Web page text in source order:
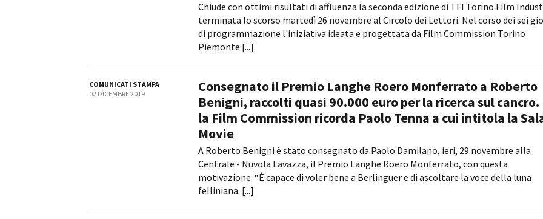
Chiude con ottimi risultati di affluenza la seconda edizione di TFI Torino Film
terminata lo scorso martedì 26 novembre al Circolo dei Lettori. Nel corso dei sei
di programmazione l'iniziativa ideata e progettata da Film Commission Torino
Piemonte [...]
COMUNICATI STAMPA
02 DICEMBRE 2019
Consegnato il Premio Langhe Roero Monferrato a Roberto
Benigni, raccolti quasi 90.000 euro per la ricerca sul cancro.
la Film Commission ricorda Paolo Tenna a cui intitola la
Movie
A Roberto Benigni è stato consegnato da Paolo Damilano, ieri, 29 novembre alla
Centrale - Nuvola Lavazza, il Premio Langhe Roero Monferrato, con questa
motivazione: “È capace di voler bene a Berlinguer e di ascoltare la voce della luna
felliniana. [...]